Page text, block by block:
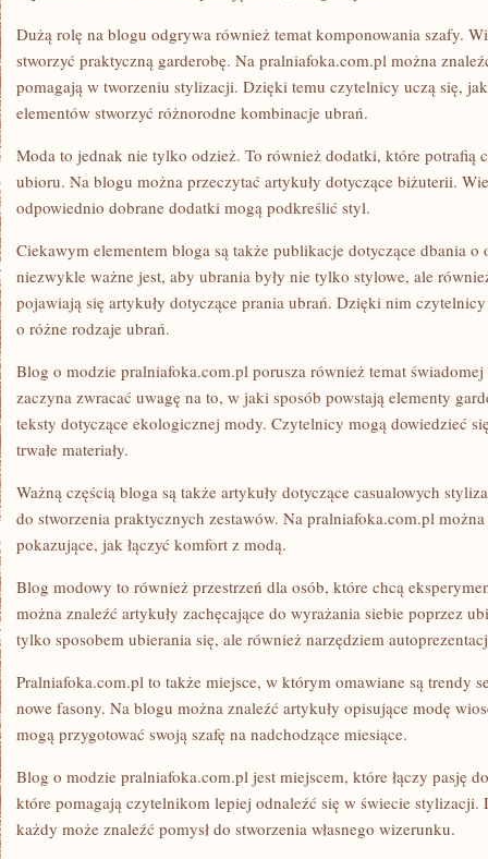
Dużą rolę na blogu odgrywa również temat komponowania szafy.
stworzyć praktyczną garderobę. Na pralniafoka.com.pl można
pomagają w tworzeniu stylizacji. Dzięki temu czytelnicy uczą się,
elementów stworzyć różnorodne kombinacje ubrań.
Moda to jednak nie tylko odzież. To również dodatki, które potrafią
ubioru. Na blogu można przeczytać artykuły dotyczące biżuterii.
odpowiednio dobrane dodatki mogą podkreślić styl.
Ciekawym elementem bloga są także publikacje dotyczące dbania
niezwykle ważne jest, aby ubrania były nie tylko stylowe, ale
pojawiają się artykuły dotyczące prania ubrań. Dzięki nim
o różne rodzaje ubrań.
Blog o modzie pralniafoka.com.pl porusza również temat
zaczyna zwracać uwagę na to, w jaki sposób powstają elementy
teksty dotyczące ekologicznej mody. Czytelnicy mogą dowiedzieć
trwałe materiały.
Ważną częścią bloga są także artykuły dotyczące casualowych
do stworzenia praktycznych zestawów. Na pralniafoka.com.pl
pokazujące, jak łączyć komfort z modą.
Blog modowy to również przestrzeń dla osób, które chcą
można znaleźć artykuły zachęcające do wyrażania siebie poprzez
tylko sposobem ubierania się, ale również narzędziem
Pralniafoka.com.pl to także miejsce, w którym omawiane są trendy
nowe fasony. Na blogu można znaleźć artykuły opisujące modę
mogą przygotować swoją szafę na nadchodzące miesiące.
Blog o modzie pralniafoka.com.pl jest miejscem, które łączy pasję
które pomagają czytelnikom lepiej odnaleźć się w świecie
każdy może znaleźć pomysł do stworzenia własnego wizerunku.